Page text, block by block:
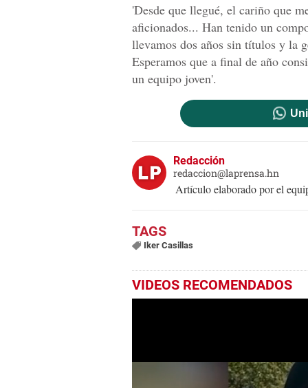
'Desde que llegué, el cariño que
aficionados... Han tenido un
llevamos dos años sin títulos y la
Esperamos que a final de año
un equipo joven'.
Redacción
redaccion@laprensa.hn
Artículo elaborado por el
Iker Casillas
VIDEOS RECOMENDADOS